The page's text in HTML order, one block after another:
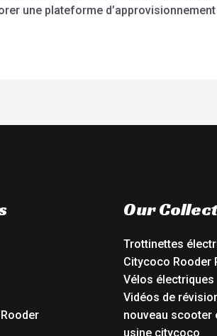
une plateforme
Our
Trottinettes
Citycoco Rooder
Vélos électriques
Vidéos de
nouveau scooter
usine citycoco